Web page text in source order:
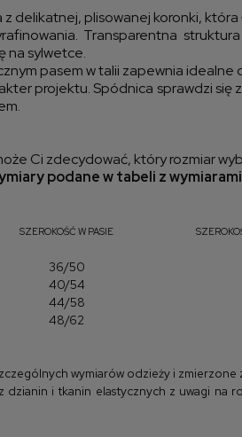
delikatnej, plisowanej koronki,
Transparentna
na sylwetce.
pasem w talii zapewnia
projektu. Spódnica sprawdzi się
Ci zdecydować, który rozmiar
podane w tabeli z
SZEROKOŚĆ W PASIE
36/50
40/54
44/58
48/62
wymiarów odzieży i zmierzone
i tkanin elastycznych z uwagi na